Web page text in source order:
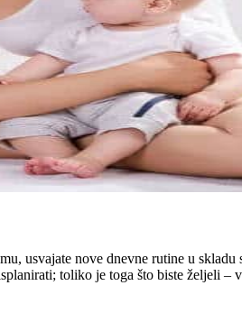
usvajate nove dnevne rutine u skladu
toliko je toga što biste željeli –